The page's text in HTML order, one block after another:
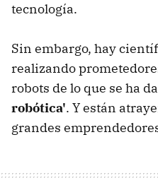
tecnología.
Sin embargo, hay
realizando
robots de lo que se ha
robótica'. Y están
grandes